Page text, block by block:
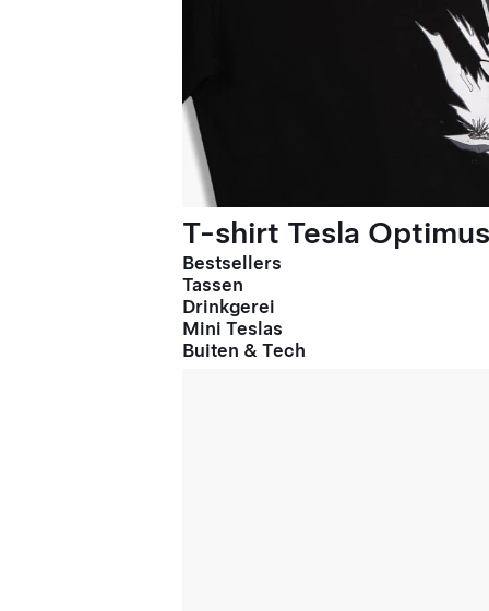
T-shirt Tesla
Bestsellers
Tassen
Drinkgerei
Mini Teslas
Buiten & Tech